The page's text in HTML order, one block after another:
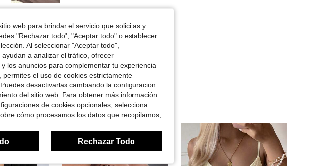
web para brindar el servicio que solicitas y
"Rechazar todo", "Aceptar todo" o establecer
Al seleccionar "Aceptar todo",
a analizar el tráfico, ofrecer
los anuncios para complementar tu experiencia
el uso de cookies estrictamente
desactivarlas cambiando la configuración
del sitio web. Para obtener más información
de cookies opcionales, selecciona
cómo procesamos los datos que recopilamos,
Rechazar Todo